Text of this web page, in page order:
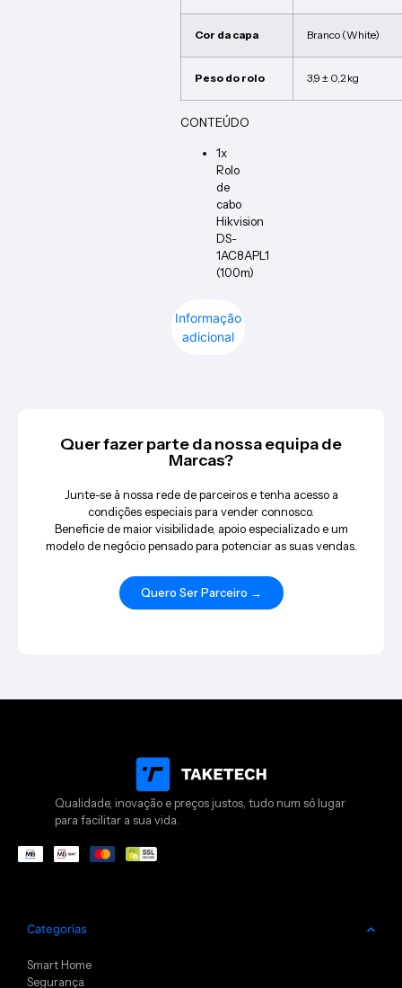
Informação
adicional
Cor da capa Branco (White)
Peso do rolo 3,9 ± 0,2 kg
CONTEÚDO
1x
Rolo
de
cabo
Hikvision
DS-
1AC8APL1
(100m)
Quer fazer parte da nossa equipa de
Marcas?
Junte-se à nossa rede de parceiros e tenha acesso a
condições especiais para vender connosco.
Beneficie de maior visibilidade, apoio especializado e um
modelo de negócio pensado para potenciar as suas vendas.
Quero Ser Parceiro →
Qualidade, inovação e preços justos, tudo num só lugar
para facilitar a sua vida.
Categorias
Smart Home
Segurança